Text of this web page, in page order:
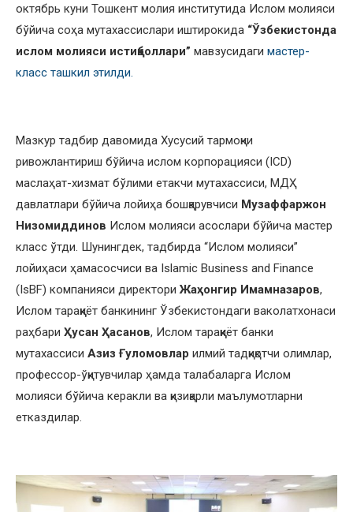
октябрь куни Тошкент молия институтида Ислом молияси
бўйича соҳа мутахассислари иштирокида “Ўзбекистонда
ислом молияси истиқболлари” мавзусидаги мастер-
класс ташкил этилди.
Мазкур тадбир давомида Хусусий тармоқни
ривожлантириш бўйича ислом корпорацияси (ICD)
маслаҳат-хизмат бўлими етакчи мутахассиси, МДҲ
давлатлари бўйича лойиҳа бошқарувчиси Музаффаржон
Низомиддинов Ислом молияси асослари бўйича мастер
класс ўтди. Шунингдек, тадбирда “Ислом молияси”
лойиҳаси ҳамасосчиси ва Islamic Business and Finance
(IsBF) компанияси директориЖаҳонгир Имaмназаров,
Ислом тараққиёт банкининг Ўзбекистондаги ваколатхонаси
раҳбари Ҳусан Ҳасанов, Ислом тараққиёт банки
мутахассиси Азиз Ғуломовлар илмий тадқиқотчи олимлар,
профессор-ўқитувчилар ҳамда талабаларга Ислом
молияси бўйича керакли ва қизиқарли маълумотларни
етказдилар.